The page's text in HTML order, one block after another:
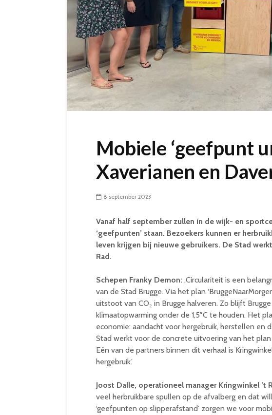
Mobiele ‘geefpunt
Xaverianen en
8 september 2023
Vanaf half september zullen in de wijk- en
‘geefpunten’ staan. Bezoekers kunnen er
leven krijgen bij nieuwe gebruikers. De Stad
Rad.
Schepen Franky Demon: ,Circulariteit is een
van de Stad Brugge. Via het plan
uitstoot van CO₂ in Brugge halveren. Zo blijft
klimaatopwarming onder de 1,5°C te houden. Het
economie: aandacht voor hergebruik, herstellen en
Stad werkt voor de concrete uitvoering van het
Eén van de partners binnen dit verhaal is
hergebruik.’
Joost Dalle, operationeel manager Kringwinkel ’t
veel herbruikbare spullen op de afvalberg en dat
‘geefpunten op slipperafstand’ zorgen we voor